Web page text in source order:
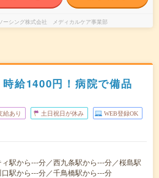
ーシング株式会社 メディカルケア事業部
時給1400円！病院で備品
給あり 土日祝日が休み WEB登録OK
駅から---分／西九条駅から---分／桜島駅
駅から---分／千鳥橋駅から---分